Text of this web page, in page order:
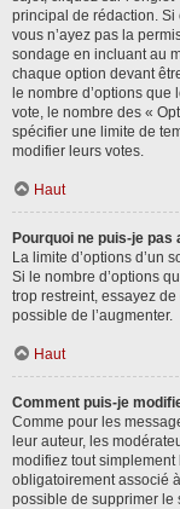
principal de rédaction. Si
vous n’ayez pas la
sondage en incluant au
chaque option devant
le nombre d’options
vote, le nombre des «
spécifier une limite de
modifier leurs votes.
Haut
Pourquoi ne puis-je pas
La limite d’options d’un
Si le nombre d’options
trop restreint, essayez
possible de l’augmenter.
Haut
Comment puis-je
Comme pour les
leur auteur, les
modifiez tout
obligatoirement associé
possible de supprimer le